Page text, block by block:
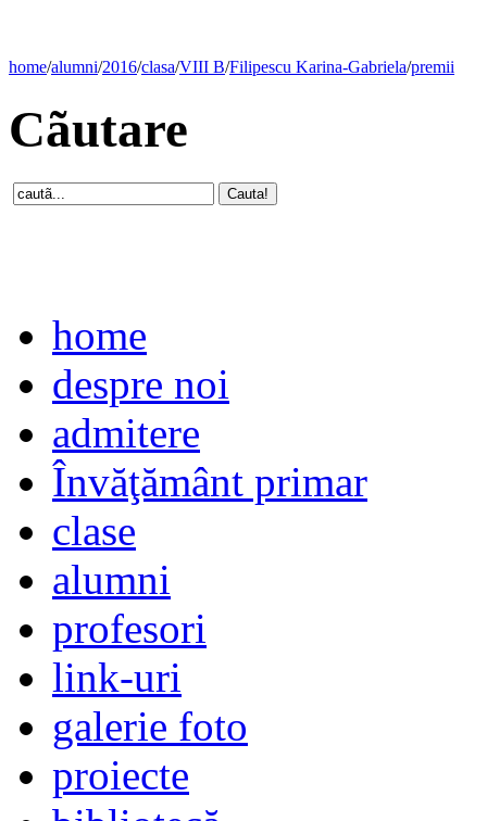
home/alumni/2016/clasa/VIII B/Filipescu Karina-Gabriela/premii
Cãutare
home
despre noi
admitere
Învăţământ primar
clase
alumni
profesori
link-uri
galerie foto
proiecte